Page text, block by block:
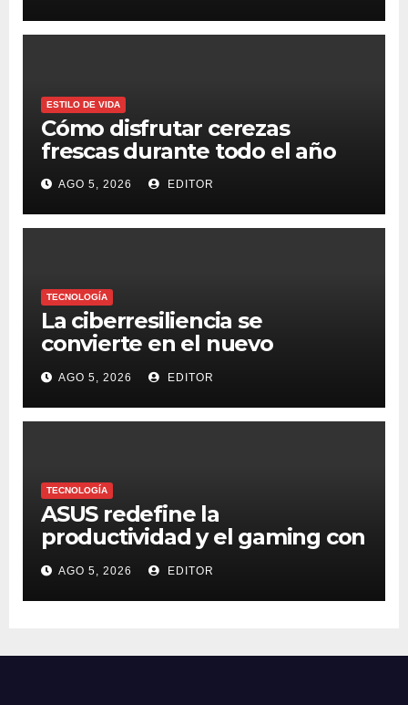
ESTILO DE VIDA
Cómo disfrutar cerezas
frescas durante todo el año
AGO 5, 2026 EDITOR
TECNOLOGÍA
La ciberresiliencia se
convierte en el nuevo
estándar para proteger a las
organizaciones frente al
ransomware
AGO 5, 2026 EDITOR
TECNOLOGÍA
ASUS redefine la
productividad y el gaming con
la experiencia Duo
AGO 5, 2026 EDITOR